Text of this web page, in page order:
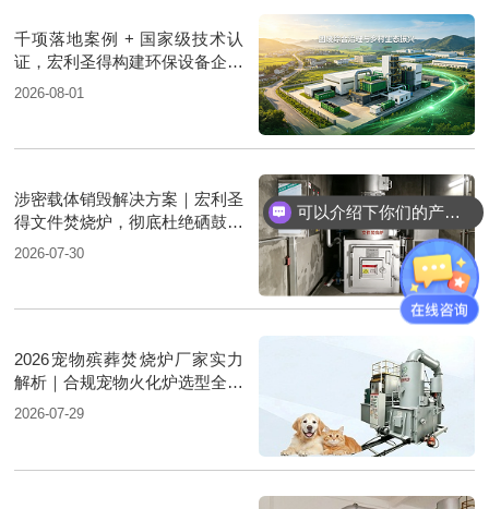
千项落地案例 + 国家级技术认
证，宏利圣得构建环保设备企业
权威信用背书
2026-08-01
涉密载体销毁解决方案｜宏利圣
得文件焚烧炉，彻底杜绝硒鼓复
原泄密风险
2026-07-30
2026宠物殡葬焚烧炉厂家实力
解析｜合规宠物火化炉选型全方
案
2026-07-29
可以介绍下你们的产品么？